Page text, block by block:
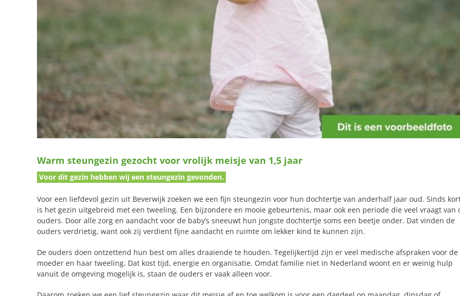
Warm steungezin gezocht voor vrolijk meisje van 1,5 jaar
Voor dit gezin hebben wij een steungezin gevonden.
Voor een liefdevol gezin uit Beverwijk zoeken we een fijn steungezin voor hun dochtertje van anderhalf jaar oud. Sinds
is het gezin uitgebreid met een tweeling. Een bijzondere en mooie gebeurtenis, maar ook een periode die veel vraagt van
ouders. Door alle zorg en aandacht voor de baby’s sneeuwt hun jongste dochtertje soms een beetje onder. Dat vinden de
ouders verdrietig, want ook zij verdient fijne aandacht en ruimte om lekker kind te kunnen zijn.
De ouders doen ontzettend hun best om alles draaiende te houden. Tegelijkertijd zijn er veel medische afspraken voor de
moeder en haar tweeling. Dat kost tijd, energie en organisatie. Omdat familie niet in Nederland woont en er weinig hulp
vanuit de omgeving mogelijk is, staan de ouders er vaak alleen voor.